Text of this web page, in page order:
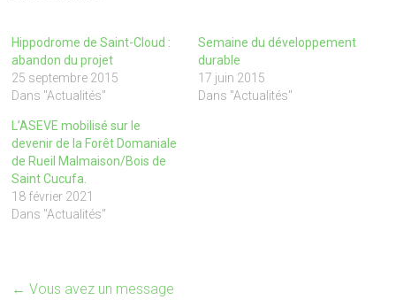
Hippodrome de Saint-Cloud :
abandon du projet
25 septembre 2015
Dans "Actualités"
Semaine du développement
durable
17 juin 2015
Dans "Actualités"
L’ASEVE mobilisé sur le
devenir de la Forêt Domaniale
de Rueil Malmaison/Bois de
Saint Cucufa.
18 février 2021
Dans "Actualités"
← Vous avez un message